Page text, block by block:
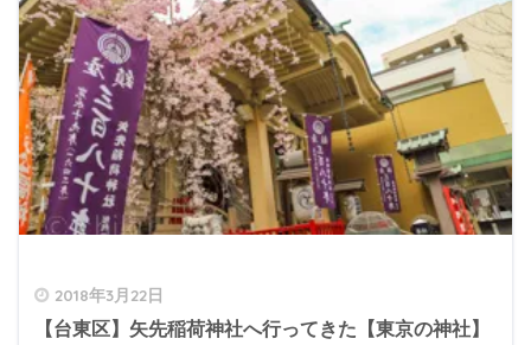
2018年3月22日
【台東区】矢先稲荷神社へ行ってきた【東京の神社】